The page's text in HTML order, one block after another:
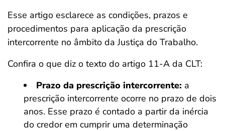
Esse artigo esclarece as condições, prazos e
procedimentos para aplicação da prescrição
intercorrente no âmbito da Justiça do Trabalho.
Confira o que diz o texto do artigo 11-A da CLT:
Prazo da prescrição intercorrente: a
prescrição intercorrente ocorre no prazo de dois
anos. Esse prazo é contado a partir da inércia
do credor em cumprir uma determinação